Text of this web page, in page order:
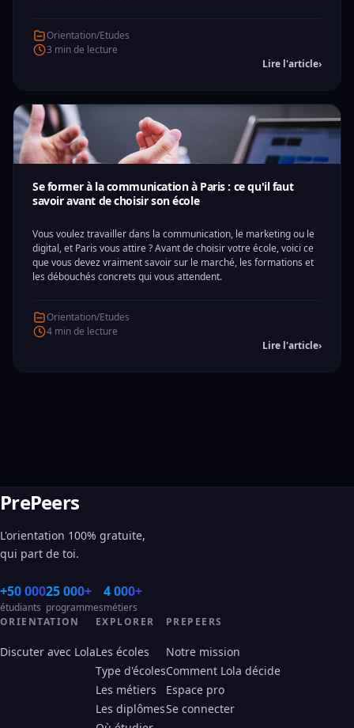
Orientation/Etudes
3 min de lecture
Lire l'article›
Se former à la communication à Paris : ce qu'il faut
savoir avant de choisir son école
Vous voulez travailler dans la communication, le marketing ou le
digital, et Paris vous attire ? Avant de choisir votre école, voici ce
que vous devez vraiment savoir sur le marché, les formations et
les débouchés concrets qui vous attendent.
Orientation/Etudes
4 min de lecture
Lire l'article›
PrePeers
L'orientation 100% gratuite,
qui part de toi.
+50 000
étudiants
25 000+
programmes
4 000+
métiers
ORIENTATION
Discuter avec Lola
EXPLORER
Les écoles
Type d'écoles
Les métiers
Les diplômes
PREPEERS
Notre mission
Comment Lola décide
Espace pro
Se connecter